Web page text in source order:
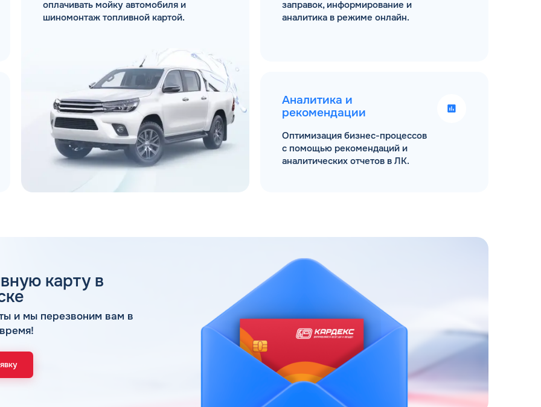
оплачивать мойку автомобиля и
шиномонтаж топливной картой.
заправок, информирование и
аналитика в режиме онлайн.
Аналитика и
рекомендации
Оптимизация бизнес-процессов
с помощью рекомендаций и
аналитических отчетов в ЛК.
карту в
и мы перезвоним вам в
ОБРАТНЫЙ ЗВОНОК
Имя*
Телефон*
Спасибо! Ваша заявка принята.
в ближайшее рабочее время: пн-пт с 9:00 до 18:00 по МСК